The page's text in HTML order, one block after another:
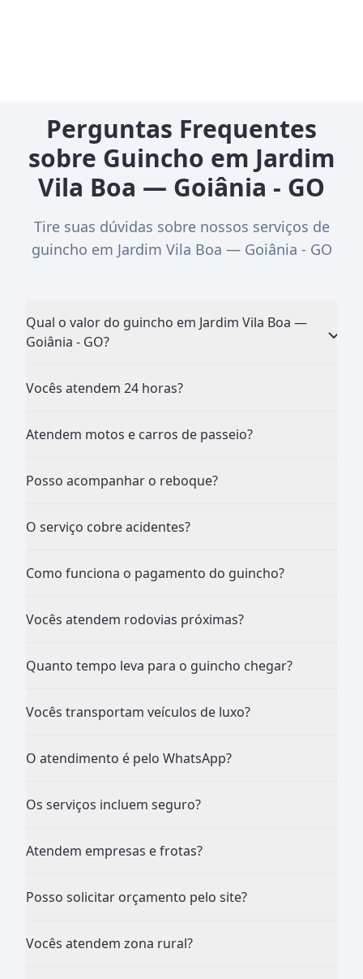
Perguntas Frequentes
sobre Guincho em Jardim
Vila Boa — Goiânia - GO
Tire suas dúvidas sobre nossos serviços de
guincho em Jardim Vila Boa — Goiânia - GO
Qual o valor do guincho em Jardim Vila Boa —
Goiânia - GO?
Vocês atendem 24 horas?
Atendem motos e carros de passeio?
Posso acompanhar o reboque?
O serviço cobre acidentes?
Como funciona o pagamento do guincho?
Vocês atendem rodovias próximas?
Quanto tempo leva para o guincho chegar?
Vocês transportam veículos de luxo?
O atendimento é pelo WhatsApp?
Os serviços incluem seguro?
Atendem empresas e frotas?
Posso solicitar orçamento pelo site?
Vocês atendem zona rural?